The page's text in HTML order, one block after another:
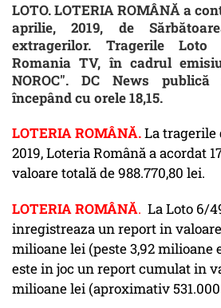
LOTO. LOTERIA ROMÂNĂ a
aprilie, 2019, de
extragerilor. Tragerile
Romania TV, în cadrul
NOROC". DC News publică
începând cu orele 18,15.
LOTERIA ROMÂNĂ.La tragerile
2019, Loteria Română a acordat
valoare totală de 988.770,80 lei.
LOTERIA ROMÂNĂ. La Loto 6/
inregistreaza un report in valoare
milioane lei (peste 3,92 milioane
este in joc un report cumulat in
milioane lei (aproximativ